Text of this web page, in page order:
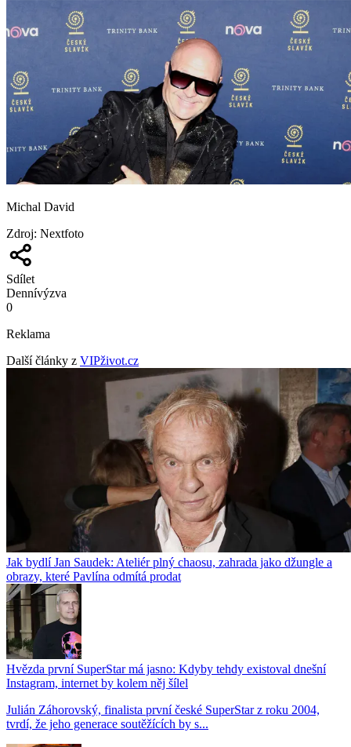
Michal David
Zdroj: Nextfoto
Sdílet
Dennívýzva
0
Reklama
Další články z VIPživot.cz
Jak bydlí Jan Saudek: Ateliér plný chaosu, zahrada jako džungle a
obrazy, které Pavlína odmítá prodat
Hvězda první SuperStar má jasno: Kdyby tehdy existoval dnešní
Instagram, internet by kolem něj šílel
Julián Záhorovský, finalista první české SuperStar z roku 2004,
tvrdí, že jeho generace soutěžících by s...